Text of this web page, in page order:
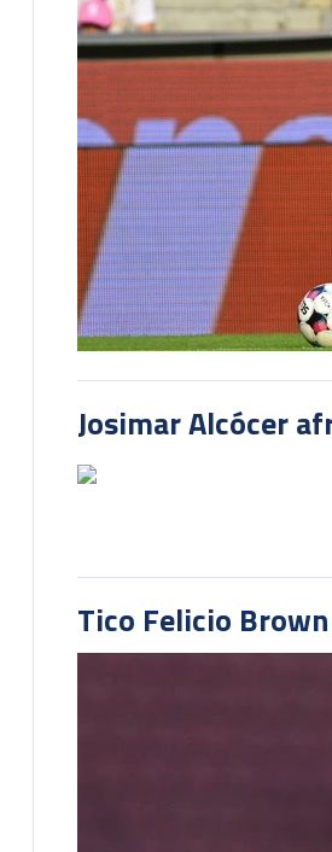
Josimar Alcócer
Tico Felicio